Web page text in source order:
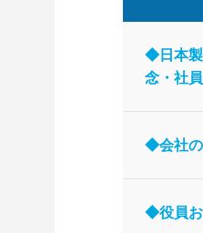
◆日本製
念・社
◆会社
◆役員お